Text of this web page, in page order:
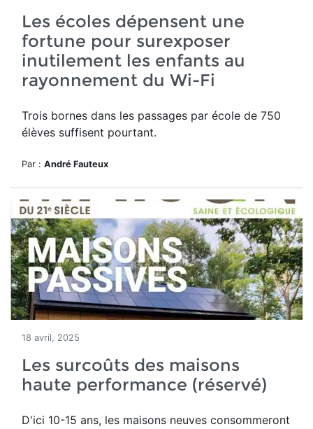
Les écoles dépensent une
fortune pour surexposer
inutilement les enfants au
rayonnement du Wi-Fi
Trois bornes dans les passages par école de 750
élèves suffisent pourtant.
Par : André Fauteux
18 avril, 2025
Les surcoûts des maisons
haute performance (réservé)
D'ici 10-15 ans, les maisons neuves consommeront